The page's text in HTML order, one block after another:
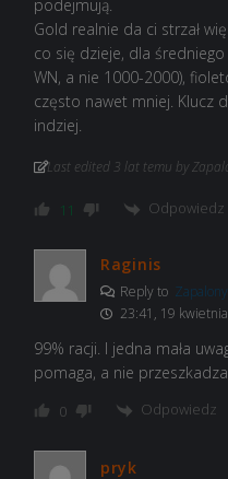
podejmują.
Gold realnie da ci strzał
co się dzieje, dla
WN, a nie 1000-2000),
często nawet mniej. Klucz
indziej.
Last edited 3 lat temu by
11 Odpowiedz
Raginis
Reply to
23:41, 19
99% racji. I jedna mała
pomaga, a nie
0 Odpowiedz
pryk